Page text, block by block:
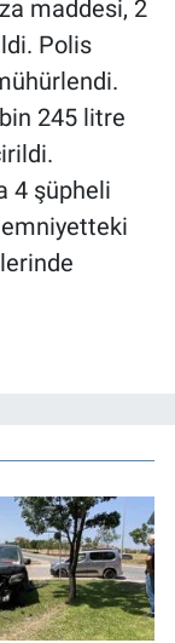
maddesi, 2
Polis
245 litre
4 şüpheli
emniyetteki